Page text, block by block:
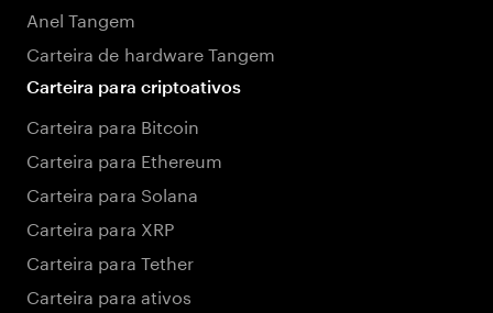
Anel Tangem
Carteira de hardware Tangem
Carteira para criptoativos
Carteira para Bitcoin
Carteira para Ethereum
Carteira para Solana
Carteira para XRP
Carteira para Tether
Carteira para ativos